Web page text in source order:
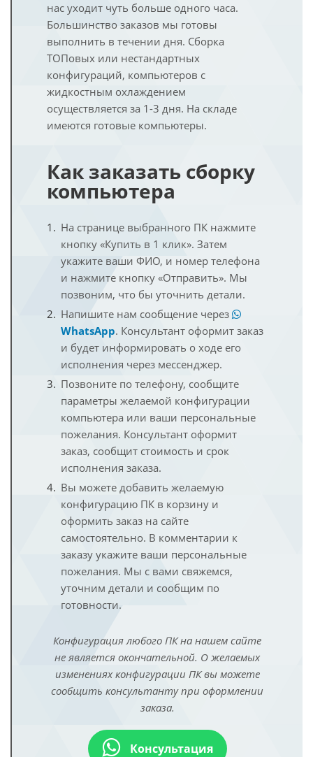
нас уходит чуть больше одного часа.
Большинство заказов мы готовы
выполнить в течении дня. Сборка
ТОПовых или нестандартных
конфигураций, компьютеров с
жидкостным охлаждением
осуществляется за 1-3 дня. На складе
имеются готовые компьютеры.
Как заказать сборку
компьютера
На странице выбранного ПК нажмите
кнопку «Купить в 1 клик». Затем
укажите ваши ФИО, и номер телефона
и нажмите кнопку «Отправить». Мы
позвоним, что бы уточнить детали.
Напишите нам сообщение через
WhatsApp. Консультант оформит заказ
и будет информировать о ходе его
исполнения через мессенджер.
Позвоните по телефону, сообщите
параметры желаемой конфигурации
компьютера или ваши персональные
пожелания. Консультант оформит
заказ, сообщит стоимость и срок
исполнения заказа.
Вы можете добавить желаемую
конфигурацию ПК в корзину и
оформить заказ на сайте
самостоятельно. В комментарии к
заказу укажите ваши персональные
пожелания. Мы с вами свяжемся,
уточним детали и сообщим по
готовности.
Конфигурация любого ПК на нашем сайте
не является окончательной. О желаемых
изменениях конфигурации ПК вы можете
сообщить консультанту при оформлении
заказа.
Консультация